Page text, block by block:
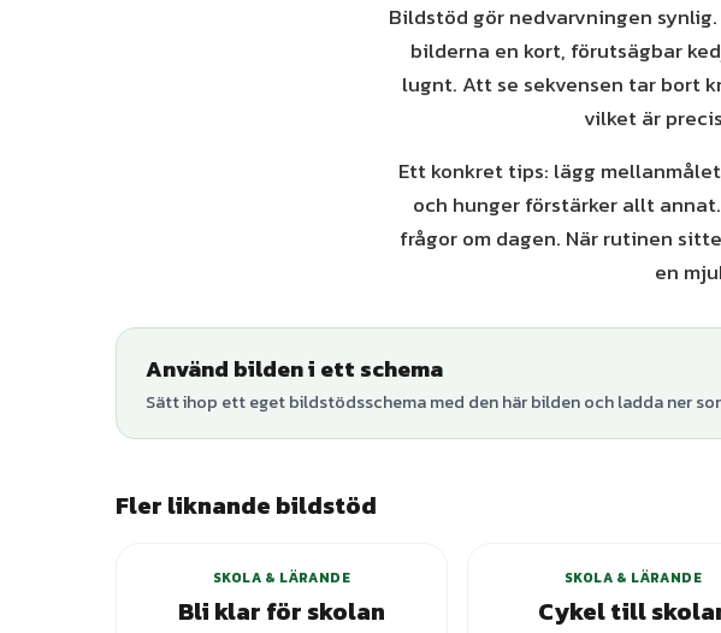
Bildstöd gör nedvarvningen
bilderna en kort, förutsägbar
lugnt. Att se sekvensen tar bort
vilket är
Ett konkret tips: lägg
och hunger förstärker allt
frågor om dagen. När rutinen
en
Använd bilden i ett schema
Sätt ihop ett eget bildstödsschema med den här bilden och ladda ner
Fler liknande bildstöd
SKOLA & LÄRANDE
Bli klar för skolan
SKOLA & LÄRANDE
Cykel till